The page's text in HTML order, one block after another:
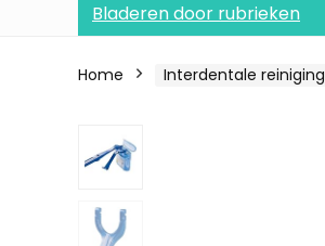
Bladeren door rubrieken
Home Interdentale reiniging